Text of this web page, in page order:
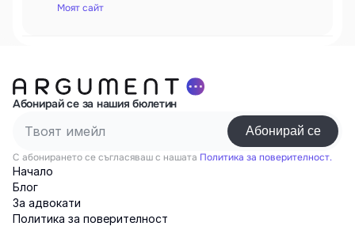
Моят сайт
Абонирай се за нашия бюлетин
С абонирането се съгласяваш с нашата Политика за поверителност.
Начало
Блог
За адвокати
Политика за поверителност